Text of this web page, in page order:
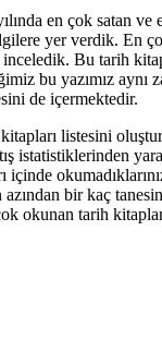
en çok satan
yer verdik. En
Bu tarih
bu yazımız aynı
de içermektedir.
listesini
istatistiklerinden
içinde
bir kaç
okunan tarih